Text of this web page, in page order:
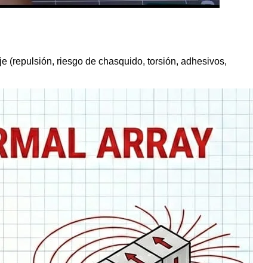
(repulsión, riesgo de chasquido, torsión, adhesivos,